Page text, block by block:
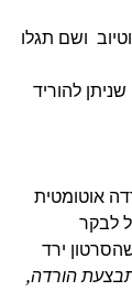
ושם תגלו
להוריד
אוטומטית
לבקר
ירד
הורדה,